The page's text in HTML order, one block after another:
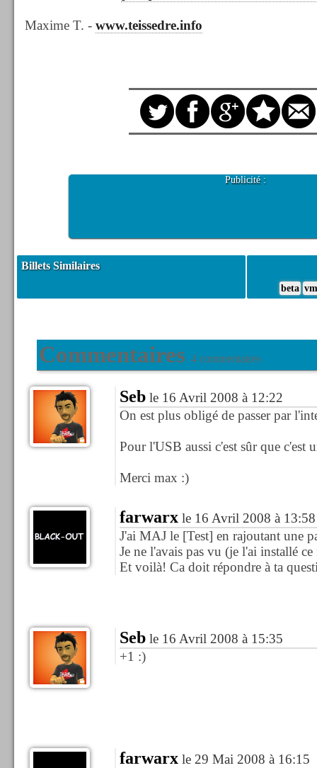
Maxime T. - www.teissedre.info
Publicité :
Billets Similaires
beta
Commentaires 4 commentaires
Seble 16 Avril 2008 à 12:22
On est plus obligé de passer par
Pour l'USB aussi c'est sûr que c'est
Merci max :)
farwarxle 16 Avril 2008 à 13:58
J'ai MAJ le [Test] en rajoutant une
Je ne l'avais pas vu (je l'ai installé
Et voilà! Ca doit répondre à ta
Seble 16 Avril 2008 à 15:35
+1 :)
farwarxle 29 Mai 2008 à 16:15